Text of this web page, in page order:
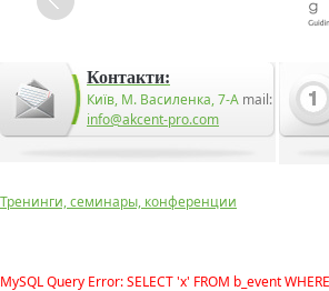
Контакти:
Київ, М. Василенка, 7-А mail:
info@akcent-pro.com
Тренинги, семинары, конференции
MySQL Query Error: SELECT 'x' FROM b_event